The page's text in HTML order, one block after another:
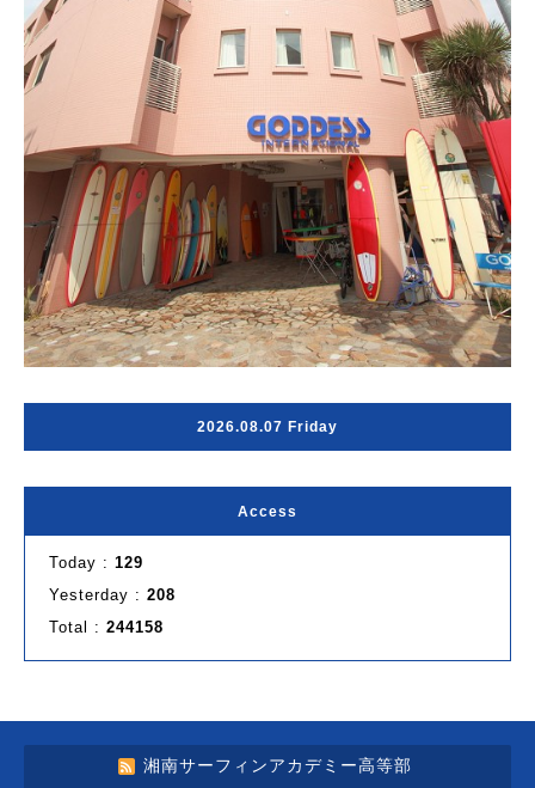
2026.08.07 Friday
Access
Today : 129
Yesterday : 208
Total : 244158
湘南サーフィンアカデミー高等部